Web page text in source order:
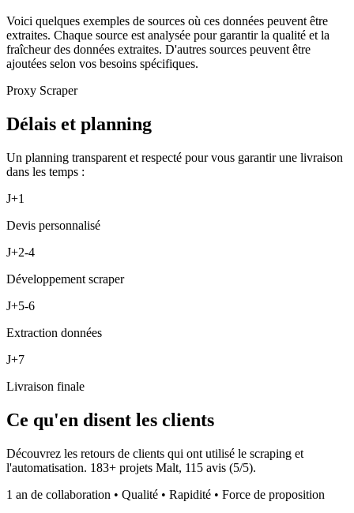
Voici quelques exemples de sources où ces données peuvent être
extraites. Chaque source est analysée pour garantir la qualité et la
fraîcheur des données extraites. D'autres sources peuvent être
ajoutées selon vos besoins spécifiques.
Proxy Scraper
Délais et planning
Un planning transparent et respecté pour vous garantir une livraison
dans les temps :
J+1
Devis personnalisé
J+2-4
Développement scraper
J+5-6
Extraction données
J+7
Livraison finale
Ce qu'en disent les clients
Découvrez les retours de clients qui ont utilisé le scraping et
l'automatisation. 183+ projets Malt, 115 avis (5/5).
1 an de collaboration • Qualité • Rapidité • Force de proposition